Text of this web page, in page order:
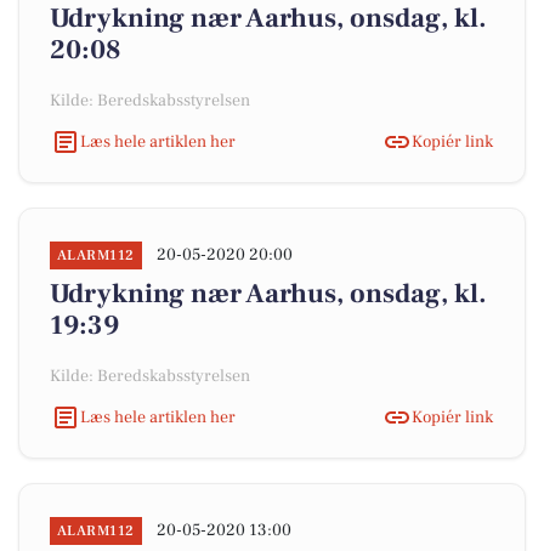
Udrykning nær Aarhus, onsdag, kl.
20:08
Kilde: Beredskabsstyrelsen
Læs hele artiklen her
Kopiér link
ALARM112 20-05-2020 20:00
Udrykning nær Aarhus, onsdag, kl.
19:39
Kilde: Beredskabsstyrelsen
Læs hele artiklen her
Kopiér link
ALARM112 20-05-2020 13:00